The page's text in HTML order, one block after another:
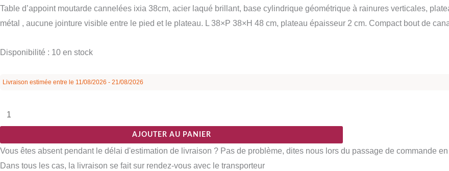
Table d’appoint moutarde cannelées ixia 38cm, acier laqué brillant, base cylindrique géométrique à rainures verticales,
métal , aucune jointure visible entre le pied et le plateau. L 38×P 38×H 48 cm, plateau épaisseur 2 cm. Compact bout de
Disponibilité : 10 en stock
Livraison estimée entre le 11/08/2026 - 21/08/2026
AJOUTER AU PANIER
Vous êtes absent pendant le délai d'estimation de livraison ? Pas de problème, dites nous lors du passage de commande
Dans tous les cas, la livraison se fait sur rendez-vous avec le transporteur